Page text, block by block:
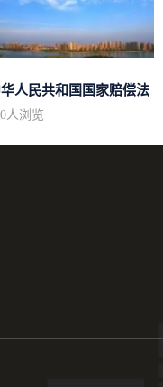
人民共和国国家赔偿法
人浏览